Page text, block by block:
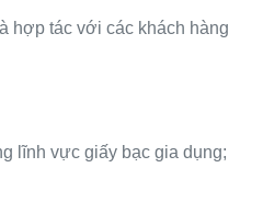
hợp tác với các khách hàng
lĩnh vực giấy bạc gia dụng;